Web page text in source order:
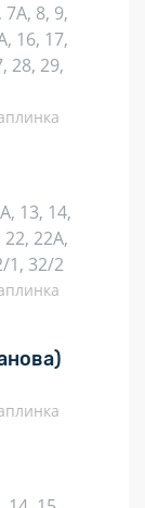
7А, 8, 9,
16, 17,
28, 29,
13, 14,
22, 22А,
1, 32/2